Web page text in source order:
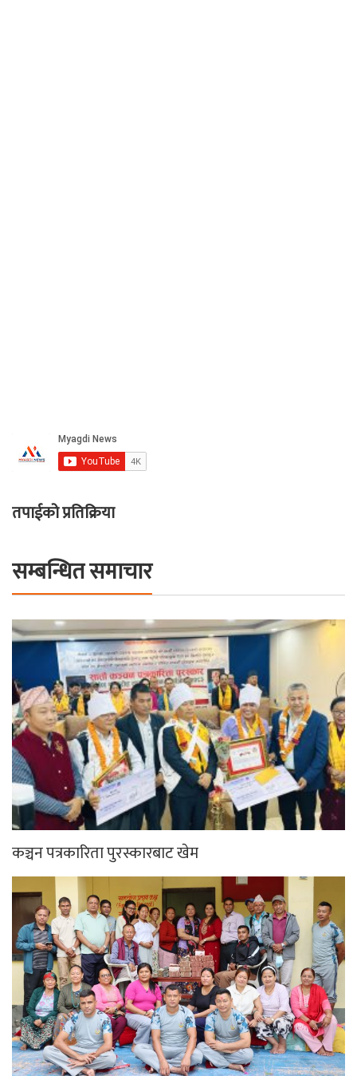
तपाईको प्रतिक्रिया
सम्बन्धित समाचार
कञ्चन पत्रकारिता पुरस्कारबाट खेम